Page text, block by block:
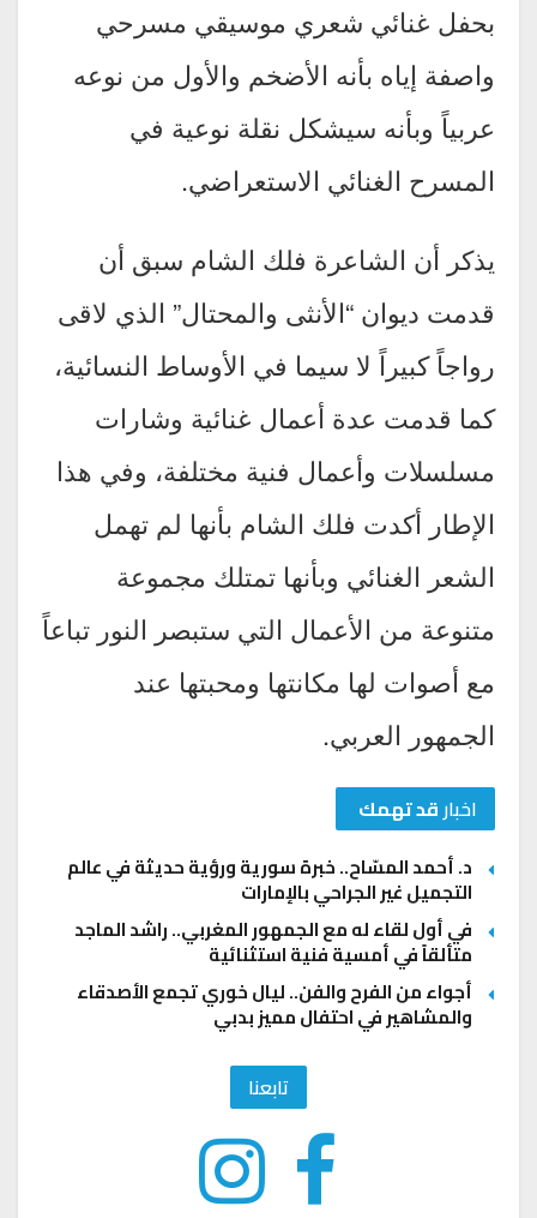
بحفل غنائي شعري موسيقي مسرحي
واصفة إياه بأنه الأضخم والأول من نوعه
عربياً وبأنه سيشكل نقلة نوعية في
المسرح الغنائي الاستعراضي.
يذكر أن الشاعرة فلك الشام سبق أن
قدمت ديوان “الأنثى والمحتال” الذي لاقى
رواجاً كبيراً لا سيما في الأوساط النسائية،
كما قدمت عدة أعمال غنائية وشارات
مسلسلات وأعمال فنية مختلفة، وفي هذا
الإطار أكدت فلك الشام بأنها لم تهمل
الشعر الغنائي وبأنها تمتلك مجموعة
متنوعة من الأعمال التي ستبصر النور تباعاً
مع أصوات لها مكانتها ومحبتها عند
الجمهور العربي.
اخبارقد تهمك
د. أحمد المسّاح.. خبرة سورية ورؤية حديثة في عالم
التجميل غير الجراحي بالإمارات
في أول لقاء له مع الجمهور المغربي.. راشد الماجد
متألقاً في أمسية فنية استثنائية
أجواء من الفرح والفن.. ليال خوري تجمع الأصدقاء
والمشاهير في احتفال مميز بدبي
تابعنا